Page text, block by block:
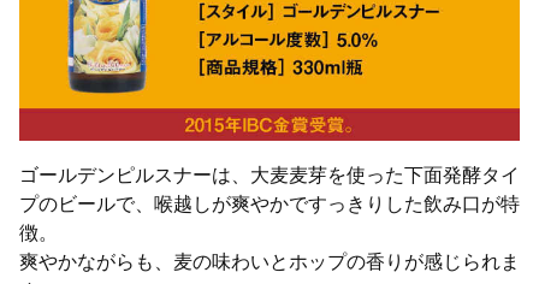
ゴールデンピルスナーは、大麦麦芽を使った下面発酵タイ
プのビールで、喉越しが爽やかですっきりした飲み口が特
徴。
爽やかながらも、麦の味わいとホップの香りが感じられま